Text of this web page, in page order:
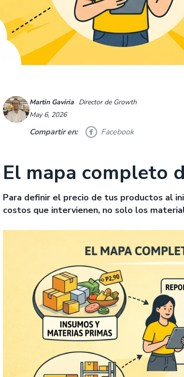
Martin Gaviria Director de Growth
May 6, 2026
Compartir en: Facebook
El mapa completo
Para definir el precio de tus productos al
costos que intervienen, no solo los